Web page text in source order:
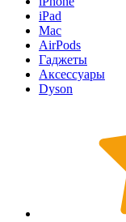
iPad
Mac
AirPods
Гаджеты
Аксессуары
Dyson